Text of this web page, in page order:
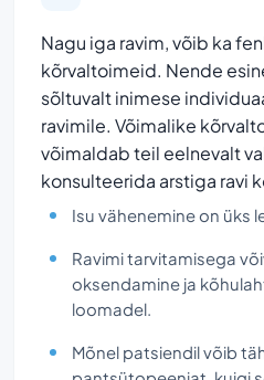
Nagu iga ravim, võib ka
kõrvaltoimeid. Nende
sõltuvalt inimese
ravimile. Võimalike
võimaldab teil eelnevalt
konsulteerida arstiga ravi
Isu vähenemine on üks
Ravimi tarvitamisega
oksendamine ja
loomadel.
Mõnel patsiendil võib